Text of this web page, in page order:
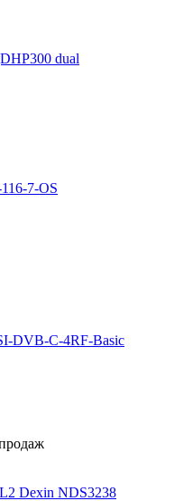
dual
7-OS
DVB-C-4RF-Basic
Dexin NDS3238